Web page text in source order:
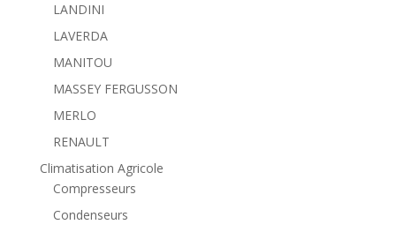
LANDINI
LAVERDA
MANITOU
MASSEY FERGUSSON
MERLO
RENAULT
Climatisation Agricole
Compresseurs
Condenseurs